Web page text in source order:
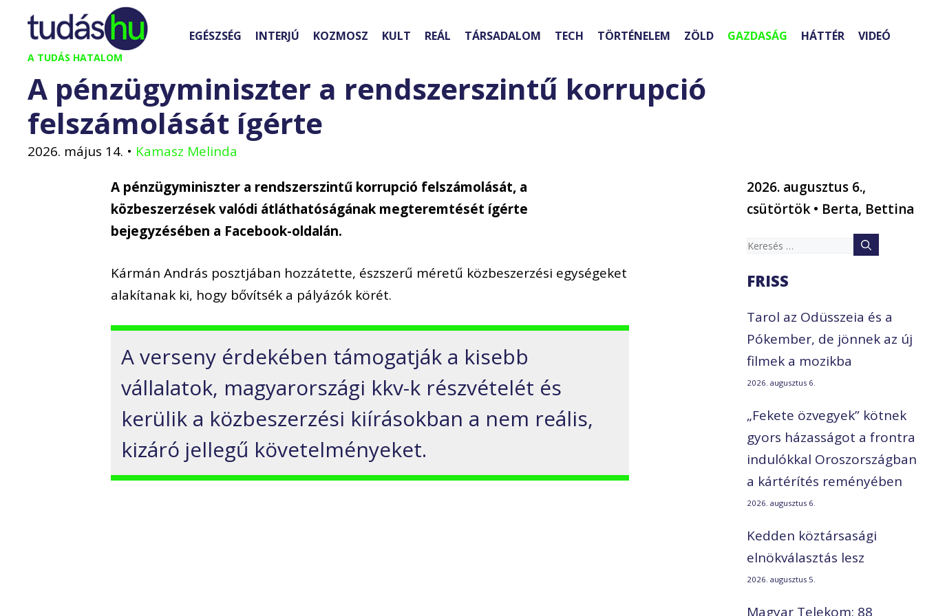
Kilépés
tartalomba
A TUDÁS HATALOM
EGÉSZSÉG INTERJÚ KOZMOSZ KULT REÁL TÁRSADALOM TECH TÖRTÉNELEM ZÖLD GAZDASÁG HÁTTÉR VIDEÓ
A pénzügyminiszter a rendszerszintű korrupció
felszámolását ígérte
2026. május 14. • Kamasz Melinda
A pénzügyminiszter a rendszerszintű korrupció felszámolását, a
közbeszerzések valódi átláthatóságának megteremtését ígérte
bejegyzésében a Facebook-oldalán.
Kármán András posztjában hozzátette, észszerű méretű közbeszerzési egységeket
alakítanak ki, hogy bővítsék a pályázók körét.
A verseny érdekében támogatják a kisebb
vállalatok, magyarországi kkv-k részvételét és
kerülik a közbeszerzési kiírásokban a nem reális,
kizáró jellegű követelményeket.
2026. augusztus 6.,
csütörtök • Berta, Bettina
Keresés:
FRISS
Tarol az Odüsszeia és a
Pókember, de jönnek az új
filmek a mozikba
2026. augusztus 6.
„Fekete özvegyek” kötnek
gyors házasságot a frontra
indulókkal Oroszországban
a kártérítés reményében
2026. augusztus 6.
Kedden köztársasági
elnökválasztás lesz
2026. augusztus 5.
Magyar Telekom: 88